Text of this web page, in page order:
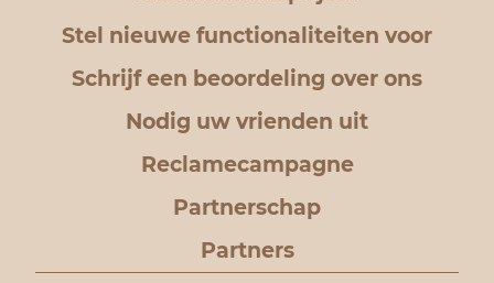
Stel nieuwe functionaliteiten voor
Schrijf een beoordeling over ons
Nodig uw vrienden uit
Reclamecampagne
Partnerschap
Partners